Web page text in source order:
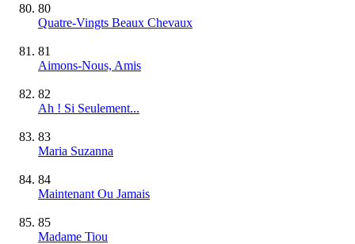
80
Quatre-Vingts Beaux Chevaux
81
Aimons-Nous, Amis
82
Ah ! Si Seulement...
83
Maria Suzanna
84
Maintenant Ou Jamais
85
Madame Tiou